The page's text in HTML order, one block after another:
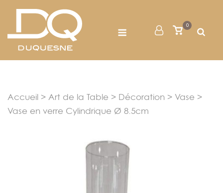
content
Mon
Voir
0
Accueil > Art de la Table > Décoration > Vase >
Vase en verre Cylindrique Ø 8.5cm